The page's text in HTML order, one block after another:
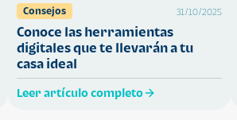
Consejos 31/10/2025
Conoce las herramientas
digitales que te llevarán a tu
casa ideal
Leer artículo completo